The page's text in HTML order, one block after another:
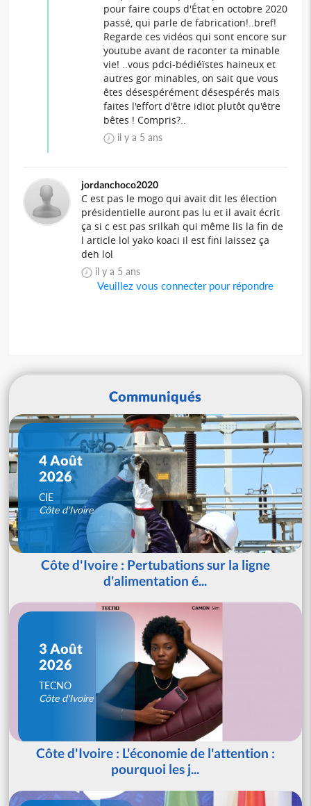
pour faire coups d'État en octobre 2020
passé, qui parle de fabrication!..bref!
Regarde ces vidéos qui sont encore sur
youtube avant de raconter ta minable
vie! ..vous pdci-bédiéïstes haineux et
autres gor minables, on sait que vous
êtes désespérément désespérés mais
faites l'effort d'être idiot plutôt qu'être
bêtes ! Compris?..
il y a 5 ans
jordanchoco2020
C est pas le mogo qui avait dit les élection
présidentielle auront pas lu et il avait écrit
ça si c est pas srilkah qui même lis la fin de
l article lol yako koaci il est fini laissez ça
deh lol
il y a 5 ans
Veuillez vous connecter pour répondre
Communiqués
4 Août
2026
CIE
Côte d'Ivoire
Côte d'Ivoire : Pertubations sur la ligne
d'alimentation é...
3 Août
2026
TECNO
Côte d'Ivoire
Côte d'Ivoire : L'économie de l'attention :
pourquoi les j...